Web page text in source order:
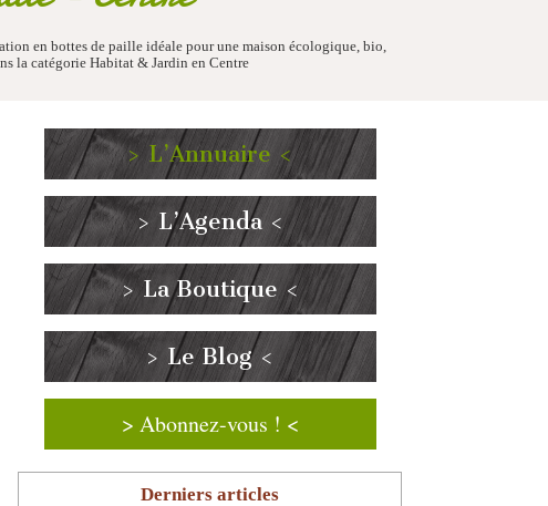
en bottes de paille idéale pour une maison écologique, bio,
la catégorie Habitat & Jardin en Centre
> L’Annuaire <
> L’Agenda <
> La Boutique <
> Le Blog <
> Abonnez-vous ! <
Derniers articles